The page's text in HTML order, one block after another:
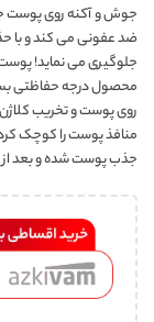
جوش و آکنه روی پوست
ضد عفونی می کند و با
جلوگیری می نماید!
محصول درجه حفاظتی
روی پوست و تخریب
منافذ پوست را کوچک
جذب پوست شده و بعد